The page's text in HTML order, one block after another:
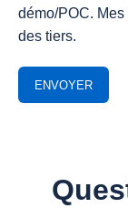
démo/POC.
des tiers.
ENVOYER